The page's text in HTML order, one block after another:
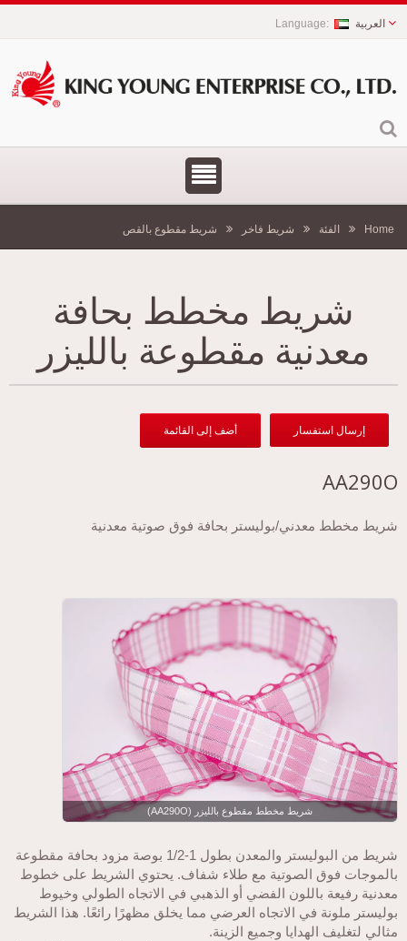
العربية
Home الفئة شريط فاخر شريط مقطوع بالقص
شريط مخطط بحافة
معدنية مقطوعة بالليزر
إرسال استفسار أضف إلى القائمة
AA290O
شريط مخطط معدني/بوليستر بحافة فوق صوتية معدنية
شريط مخطط مقطوع بالليزر (AA290O)
شريط من البوليستر والمعدن بطول 1-1/2 بوصة مزود بحافة مقطوعة
بالموجات فوق الصوتية مع طلاء شفاف. يحتوي الشريط على خطوط
معدنية رفيعة باللون الفضي أو الذهبي في الاتجاه الطولي وخيوط
بوليستر ملونة في الاتجاه العرضي مما يخلق مظهرًا رائعًا. هذا الشريط
مثالي لتغليف الهدايا وجميع الزينة.